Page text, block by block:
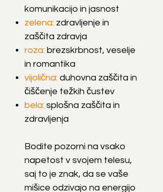
komunikacijo in jasnost
zelena: zdravljenje in
zaščita zdravja
roza: brezskrbnost, veselje
in romantika
vijolična: duhovna zaščita in
čiščenje težkih čustev
bela: splošna zaščita in
zdravljenja
Bodite pozorni na vsako
napetost v svojem telesu,
saj to je znak, da se vaše
mišice odzivajo na energijo